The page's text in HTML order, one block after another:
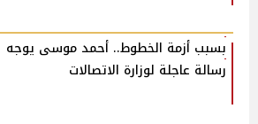
بسبب أزمة الخطوط.. أحمد موسى يوجه
رسالة عاجلة لوزارة الاتصالات